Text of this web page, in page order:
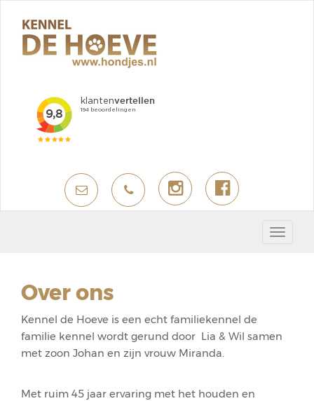
Toggle
Over ons
Kennel de Hoeve is een echt familiekennel de
familie kennel wordt gerund door Lia & Wil samen
met zoon Johan en zijn vrouw Miranda.
Met ruim 45 jaar ervaring met het houden en